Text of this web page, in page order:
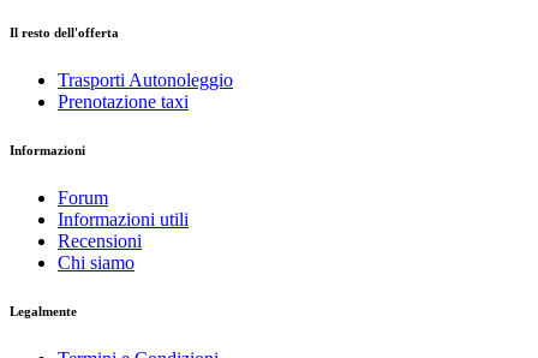
Il resto dell'offerta
Trasporti Autonoleggio
Prenotazione taxi
Informazioni
Forum
Informazioni utili
Recensioni
Chi siamo
Legalmente